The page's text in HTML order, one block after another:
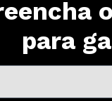
para